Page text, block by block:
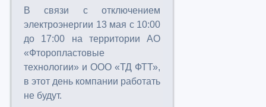
В связи с отключением
электроэнергии 13 мая с 10:00
до 17:00 на территории АО
«Фторопластовые
технологии» и ООО «ТД ФТТ»,
в этот день компании работать
не будут.